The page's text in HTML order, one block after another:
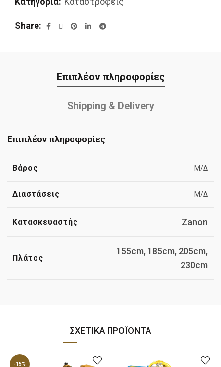
Share
Επιπλέον πληροφορίες
Shipping & Delivery
Επιπλέον πληροφορίες
Βάρος Μ/Δ
Διαστάσεις Μ/Δ
Κατασκευαστής Zanon
Πλάτος
155cm, 185cm, 205cm,
230cm
ΣΧΕΤΙΚΆ ΠΡΟΪΌΝΤΑ
-15%